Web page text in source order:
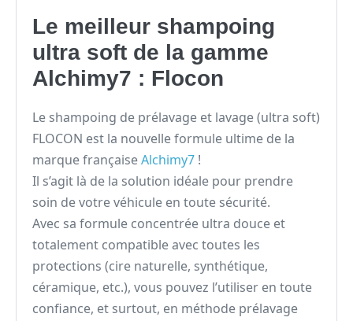
Le meilleur shampoing
ultra soft de la gamme
Alchimy7 : Flocon
Le shampoing de prélavage et lavage (ultra soft)
FLOCON est la nouvelle formule ultime de la
marque françaiseAlchimy7 !
Il s’agit là de la solution idéale pour prendre
soin de votre véhicule en toute sécurité.
Avec sa formule concentrée ultra douce et
totalement compatible avec toutes les
protections (cire naturelle, synthétique,
céramique, etc.), vous pouvez l’utiliser en toute
confiance, et surtout, en méthode prélavage